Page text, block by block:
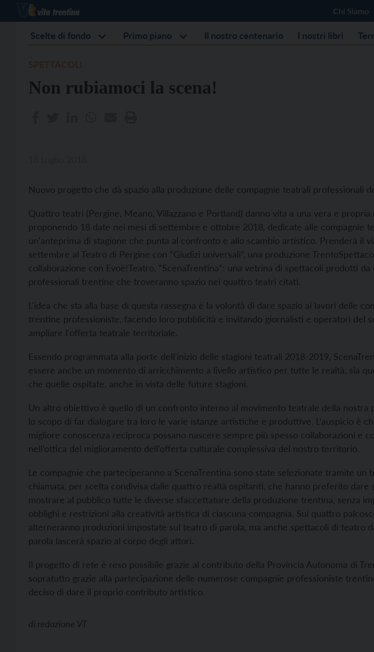
Chi Siamo
Scelte di fondo Primo piano Il nostro centenario I nostri libri
Non rubiamoci la scena!
Nuovo progetto che dà spazio alla produzione delle compagnie teatrali professionali
Quattro teatri (Pergine, Meano, Villazzano e Portland) danno vita a una vera e propria
proponendo 18 date nei mesi di settembre e ottobre 2018, dedicate alle compagnie
un'anteprima di stagione che punta al confronto e allo scambio artistico. Prenderà il
settembre al Teatro di Pergine con “Giudizi universali”, una produzione
collaborazione con Evoè!Teatro, “ScenaTrentina”: una vetrina di spettacoli prodotti da
professionali trentine che troveranno spazio nei quattro teatri citati.
L'idea che sta alla base di questa rassegna è la volontà di dare spazio ai lavori delle
trentine professioniste, facendo loro pubblicità e invitando giornalisti e operatori del
ampliare l'offerta teatrale territoriale.
Essendo programmata alla porte dell'inizio delle stagioni teatrali 2018-2019,
essere anche un momento di arricchimento a livello artistico per tutte le realtà, sia
che quelle ospitate, anche in vista delle future stagioni.
Un altro obiettivo è quello di un confronto interno al movimento teatrale della nostra
lo scopo di far dialogare tra loro le varie istanze artistiche e produttive. L’auspicio è
migliore conoscenza reciproca possano nascere sempre più spesso collaborazioni e
nell’ottica del miglioramento dell’offerta culturale complessiva del nostro territorio.
Le compagnie che parteciperanno a ScenaTrentina sono state selezionate tramite un
chiamata, per scelta condivisa dalle quattro realtà ospitanti, che hanno preferito dare
mostrare al pubblico tutte le diverse sfaccettature della produzione trentina, senza
obblighi e restrizioni alla creatività artistica di ciascuna compagnia. Sui quattro
alterneranno produzioni impostate sul teatro di parola, ma anche spettacoli di teatro
parola lascerà spazio al corpo degli attori.
Il progetto di rete è reso possibile grazie al contributo della Provincia Autonoma di
sopratutto grazie alla partecipazione delle numerose compagnie professioniste
deciso di dare il proprio contributo artistico.
di redazione VT